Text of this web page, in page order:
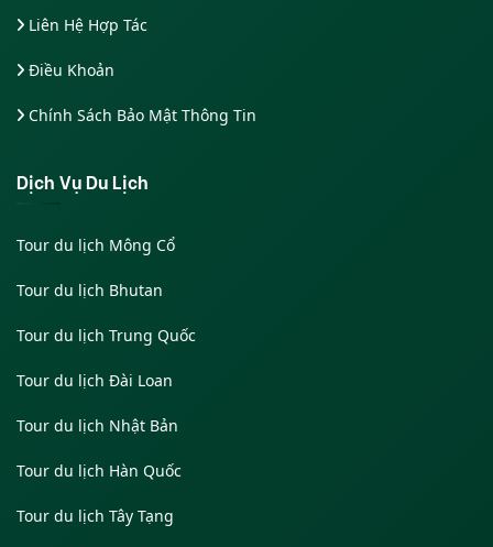
Liên Hệ Hợp Tác
Điều Khoản
Chính Sách Bảo Mật Thông Tin
Dịch Vụ Du Lịch
Tour du lịch Mông Cổ
Tour du lịch Bhutan
Tour du lịch Trung Quốc
Tour du lịch Đài Loan
Tour du lịch Nhật Bản
Tour du lịch Hàn Quốc
Tour du lịch Tây Tạng